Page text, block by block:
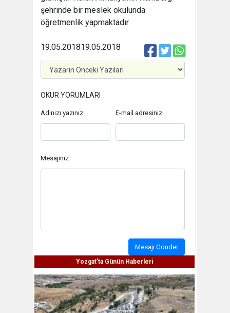
şehrinde bir meslek okulunda
öğretmenlik yapmaktadır.
19.05.2018
19.05.2018
OKUR YORUMLARI
Adınızı yazınız E-mail adresiniz
Mesajınız
Mesajı Gönder
Yozgat'ta Günün Haberleri